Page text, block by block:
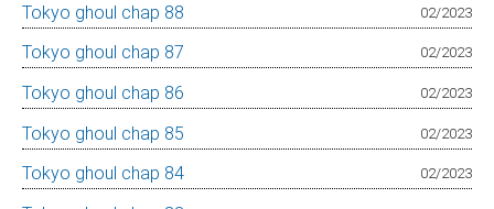
Tokyo ghoul chap 88 02/2023
Tokyo ghoul chap 87 02/2023
Tokyo ghoul chap 86 02/2023
Tokyo ghoul chap 85 02/2023
Tokyo ghoul chap 84 02/2023